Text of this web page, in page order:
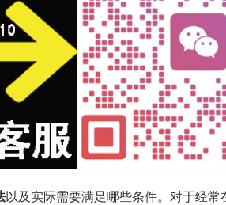
以及实际需要满足哪些条件。对于经常